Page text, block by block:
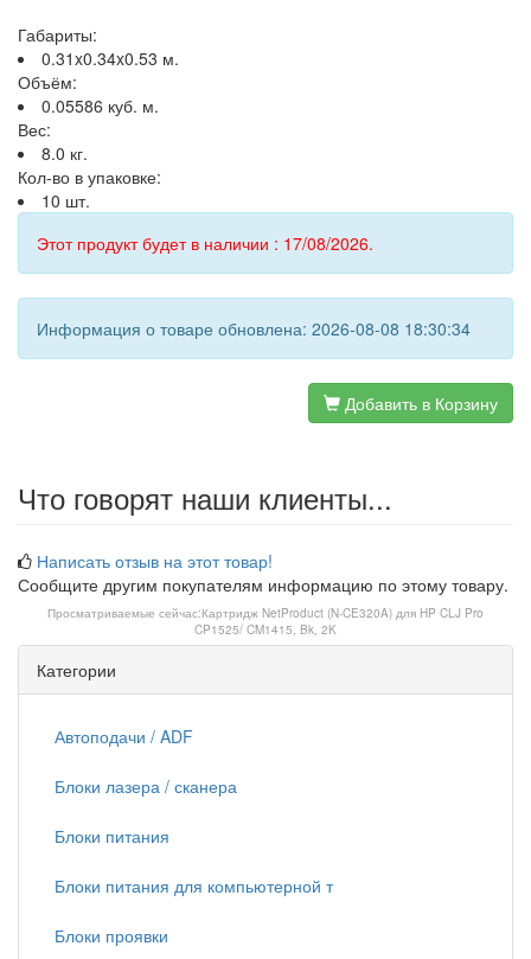
Габариты:
0.31x0.34x0.53 м.
Объём:
0.05586 куб. м.
Вес:
8.0 кг.
Кол-во в упаковке:
10 шт.
Этот продукт будет в наличии : 17/08/2026.
Информация о товаре обновлена: 2026-08-08 18:30:34
Добавить в Корзину
Что говорят наши клиенты...
Написать отзыв на этот товар!
Сообщите другим покупателям информацию по этому товару.
Просматриваемые сейчас:Картридж NetProduct (N-CE320A) для HP CLJ Pro
CP1525/ CM1415, Bk, 2K
Категории
Автоподачи / ADF
Блоки лазера / сканера
Блоки питания
Блоки питания для компьютерной т
Блоки проявки